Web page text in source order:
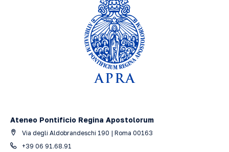
Ateneo Pontificio Regina Apostolorum
Via degli Aldobrandeschi 190 | Roma 00163
+39 06 91.68.91